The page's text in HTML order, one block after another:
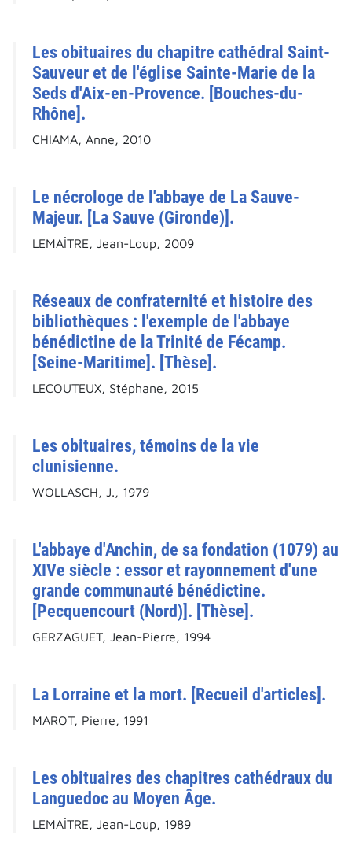
Les obituaires du chapitre cathédral Saint-
Sauveur et de l'église Sainte-Marie de la
Seds d'Aix-en-Provence. [Bouches-du-
Rhône].
CHIAMA, Anne, 2010
Le nécrologe de l'abbaye de La Sauve-
Majeur. [La Sauve (Gironde)].
LEMAÎTRE, Jean-Loup, 2009
Réseaux de confraternité et histoire des
bibliothèques : l'exemple de l'abbaye
bénédictine de la Trinité de Fécamp.
[Seine-Maritime]. [Thèse].
LECOUTEUX, Stéphane, 2015
Les obituaires, témoins de la vie
clunisienne.
WOLLASCH, J., 1979
L'abbaye d'Anchin, de sa fondation (1079) au
XIVe siècle : essor et rayonnement d'une
grande communauté bénédictine.
[Pecquencourt (Nord)]. [Thèse].
GERZAGUET, Jean-Pierre, 1994
La Lorraine et la mort. [Recueil d'articles].
MAROT, Pierre, 1991
Les obituaires des chapitres cathédraux du
Languedoc au Moyen Âge.
LEMAÎTRE, Jean-Loup, 1989